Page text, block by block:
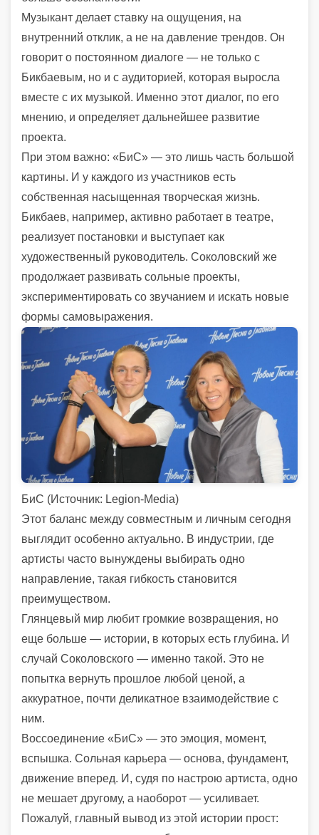
Музыкант делает ставку на ощущения, на
внутренний отклик, а не на давление трендов. Он
говорит о постоянном диалоге — не только с
Бикбаевым, но и с аудиторией, которая выросла
вместе с их музыкой. Именно этот диалог, по его
мнению, и определяет дальнейшее развитие
проекта.
При этом важно: «БиС» — это лишь часть большой
картины. И у каждого из участников есть
собственная насыщенная творческая жизнь.
Бикбаев, например, активно работает в театре,
реализует постановки и выступает как
художественный руководитель. Соколовский же
продолжает развивать сольные проекты,
экспериментировать со звучанием и искать новые
формы самовыражения.
БиС (Источник: Legion-Media)
Этот баланс между совместным и личным сегодня
выглядит особенно актуально. В индустрии, где
артисты часто вынуждены выбирать одно
направление, такая гибкость становится
преимуществом.
Глянцевый мир любит громкие возвращения, но
еще больше — истории, в которых есть глубина. И
случай Соколовского — именно такой. Это не
попытка вернуть прошлое любой ценой, а
аккуратное, почти деликатное взаимодействие с
ним.
Воссоединение «БиС» — это эмоция, момент,
вспышка. Сольная карьера — основа, фундамент,
движение вперед. И, судя по настрою артиста, одно
не мешает другому, а наоборот — усиливает.
Пожалуй, главный вывод из этой истории прост: